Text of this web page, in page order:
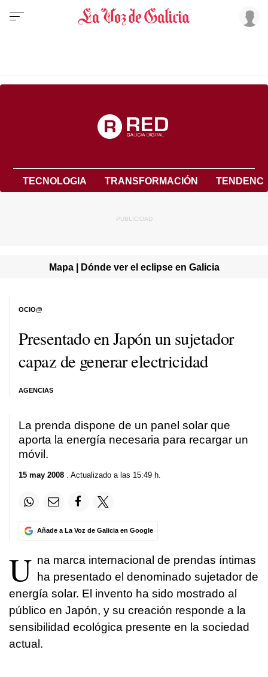
TECNOLOGIA TRANSFORMACIÓN
Mapa | Dónde ver el eclipse en Galicia
Presentado en Japón un sujetador
capaz de generar electricidad
AGENCIAS
OCIO@
La prenda dispone de un panel solar que
aporta la energía necesaria para recargar un
móvil.
15 may 2008 . Actualizado a las 15:49 h.
Añade a La Voz de Galicia en Google
U na marca internacional de prendas íntimas
ha presentado el denominado sujetador de
energía solar. El invento ha sido mostrado al
público en Japón, y su creación responde a la
sensibilidad ecológica presente en la sociedad
actual.